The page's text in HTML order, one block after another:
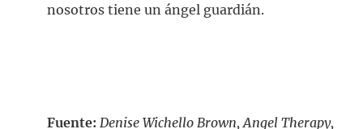
nosotros tiene un ángel guardián.
Fuente: Denise Wichello Brown, Angel Therapy,